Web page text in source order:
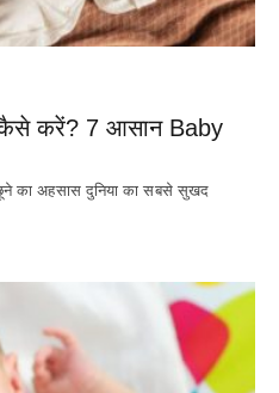
कैसे करें? 7 आसान Baby
का अहसास दुनिया का सबसे सुखद